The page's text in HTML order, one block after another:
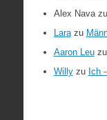
Alex Navazu
Larazu
Aaron Leuzu
Willyzu Ich